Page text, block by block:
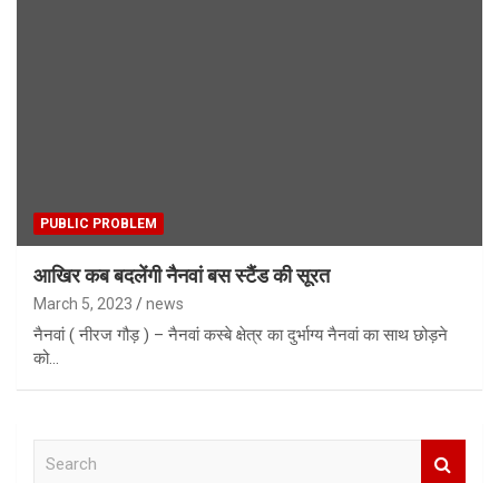
PUBLIC PROBLEM
आखिर कब बदलेंगी नैनवां बस स्टैंड की सूरत
March 5, 2023 news
नैनवां ( नीरज गौड़ ) – नैनवां कस्बे क्षेत्र का दुर्भाग्य नैनवां का साथ छोड़ने
को…